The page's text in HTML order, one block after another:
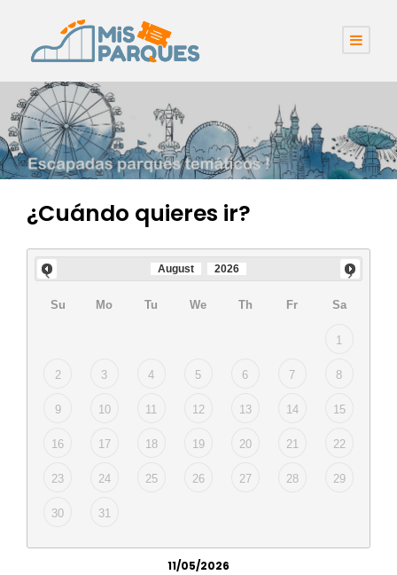
¿Cuándo quieres ir?
August 2026
Su Mo Tu We Th Fr Sa
1
2 3 4 5 6 7 8
9 10 11 12 13 14 15
16 17 18 19 20 21 22
23 24 25 26 27 28 29
30 31
11/05/2026